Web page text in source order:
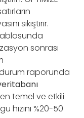
sıkıştırır.
sonrası
raporunda
temel ve etkili
hızını %20-50